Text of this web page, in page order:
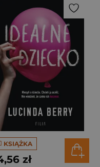
KSIĄŻKA
zł